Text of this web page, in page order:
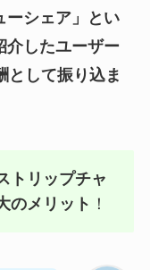
ーシェア」とい
介したユーザー
として振り込ま
トリップチャ
のメリット ！